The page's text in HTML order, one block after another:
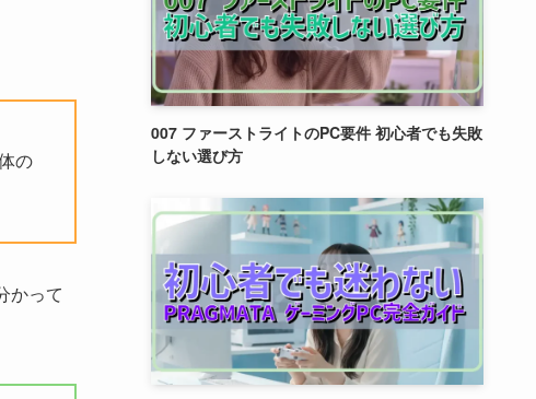
の
かって
007 ファーストライトのPC要件 初心者でも失敗
しない選び方